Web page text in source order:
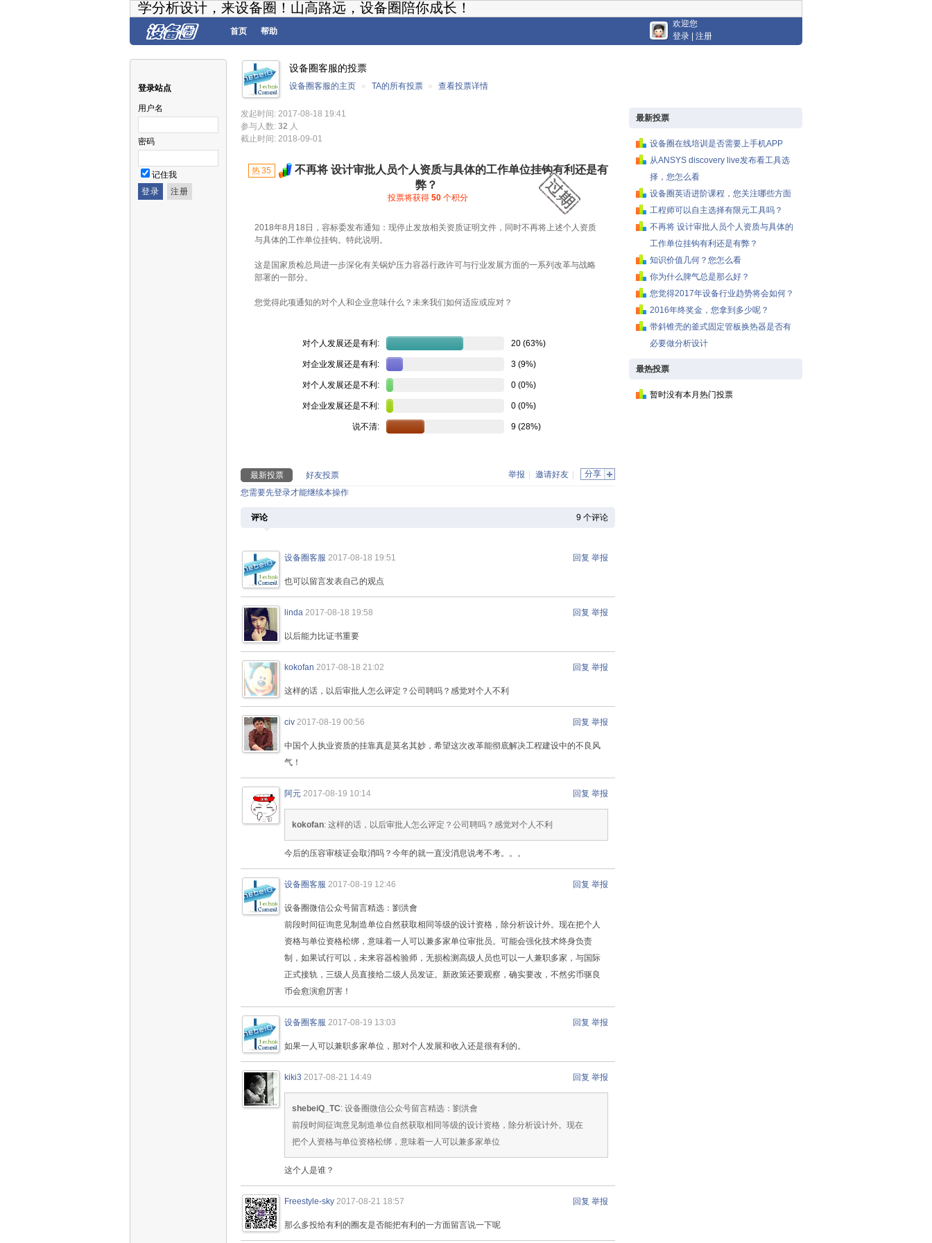
学分析设计，来设备圈！山高路远，设备圈陪你成长！
首页 帮助
欢迎您
登录
注册
登录站点
用户名
密码
记住我
设备圈客服的投票
设备圈客服的主页 » TA的所有投票 » 查看投票详情
发起时间: 2017-08-18 19:41
参与人数: 32 人
截止时间: 2018-09-01
热35
不再将 设计审批人员个人资质与具体的工作单位挂钩有利还是有
弊？
投票将获得 50 个积分
2018年8月18日，容标委发布通知：现停止发放相关资质证明文件，同时不再将上述个人资质
与具体的工作单位挂钩。特此说明。
这是国家质检总局进一步深化有关锅炉压力容器行政许可与行业发展方面的一系列改革与战略
部署的一部分。
您觉得此项通知的对个人和企业意味什么？未来我们如何适应或应对？
对个人发展还是有利: 20 (63%)
对企业发展还是有利: 3 (9%)
对个人发展还是不利: 0 (0%)
对企业发展还是不利: 0 (0%)
说不清: 9 (28%)
分享
举报 邀请好友
最新投票
好友投票
您需要先登录才能继续本操作
9 个评论
评论
回复 举报
设备圈客服 2017-08-18 19:51
也可以留言发表自己的观点
回复 举报
linda 2017-08-18 19:58
以后能力比证书重要
回复 举报
kokofan 2017-08-18 21:02
这样的话，以后审批人怎么评定？公司聘吗？感觉对个人不利
回复 举报
civ 2017-08-19 00:56
中国个人执业资质的挂靠真是莫名其妙，希望这次改革能彻底解决工程建设中的不良风
气！
回复 举报
阿元 2017-08-19 10:14
kokofan: 这样的话，以后审批人怎么评定？公司聘吗？感觉对个人不利
今后的压容审核证会取消吗？今年的就一直没消息说考不考。。。
回复 举报
设备圈客服 2017-08-19 12:46
设备圈微信公众号留言精选：劉洪會
前段时间征询意见制造单位自然获取相同等级的设计资格，除分析设计外。现在把个人
资格与单位资格松绑，意味着一人可以兼多家单位审批员。可能会强化技术终身负责
制，如果试行可以，未来容器检验师，无损检测高级人员也可以一人兼职多家，与国际
正式接轨，三级人员直接给二级人员发证。新政策还要观察，确实要改，不然劣币驱良
币会愈演愈厉害！
回复 举报
设备圈客服 2017-08-19 13:03
如果一人可以兼职多家单位，那对个人发展和收入还是很有利的。
回复 举报
kiki3 2017-08-21 14:49
shebeiQ_TC: 设备圈微信公众号留言精选：劉洪會
前段时间征询意见制造单位自然获取相同等级的设计资格，除分析设计外。现在
把个人资格与单位资格松绑，意味着一人可以兼多家单位
这个人是谁？
回复 举报
Freestyle-sky 2017-08-21 18:57
那么多投给有利的圈友是否能把有利的一方面留言说一下呢
最新投票
设备圈在线培训是否需要上手机APP
从ANSYS discovery live发布看工具选
择，您怎么看
设备圈英语进阶课程，您关注哪些方面
工程师可以自主选择有限元工具吗？
不再将 设计审批人员个人资质与具体的
工作单位挂钩有利还是有弊？
知识价值几何？您怎么看
你为什么脾气总是那么好？
您觉得2017年设备行业趋势将会如何？
2016年终奖金，您拿到多少呢？
带斜锥壳的釜式固定管板换热器是否有
必要做分析设计
最热投票
暂时没有本月热门投票